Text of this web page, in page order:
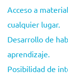
Acceso a
cualquier lugar.
Desarrollo de
aprendizaje.
Posibilidad de